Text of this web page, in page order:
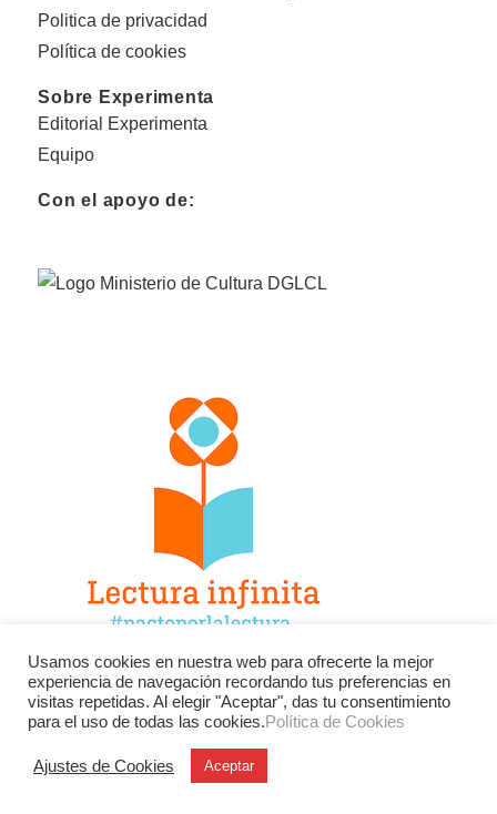
Politica de privacidad
Política de cookies
Sobre Experimenta
Editorial Experimenta
Equipo
Con el apoyo de:
Facebook Twitter
Instagram
YouTube
LinkedIn Contacto
Usamos cookies en nuestra web para ofrecerte la mejor
experiencia de navegación recordando tus preferencias en
visitas repetidas. Al elegir "Aceptar", das tu consentimiento
para el uso de todas las cookies.Política de Cookies
Ajustes de Cookies Aceptar